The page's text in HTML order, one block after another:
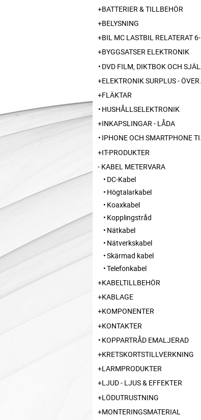
BATTERIER & TILLBEHÖR
BELYSNING
BIL MC LASTBIL RELATERAT 6-12-24 240V
BYGGSATSER ELEKTRONIK
DVD FILM, DIKTBOK OCH SJÄLVBIOGRAFI FRÅN SKARABORG
ELEKTRONIK SURPLUS - ÖVERSKOTT
FLÄKTAR
HUSHÅLLSELEKTRONIK
INKAPSLINGAR - LÅDA
IPHONE OCH SMARTPHONE TILLBEHÖR
IT-PRODUKTER
KABEL METERVARA
DC-Kabel
Högtalarkabel
Koaxkabel
Kopplingstråd
Nätkabel
Nätverkskabel
Skärmad kabel
Telefonkabel
KABELTILLBEHÖR
KABLAGE
KOMPONENTER
KONTAKTER
KOPPARTRÅD EMALJERAD
KRETSKORTSTILLVERKNING
LARMPRODUKTER
LJUD - LJUS & EFFEKTER
LÖDUTRUSTNING
MONTERINGSMATERIAL